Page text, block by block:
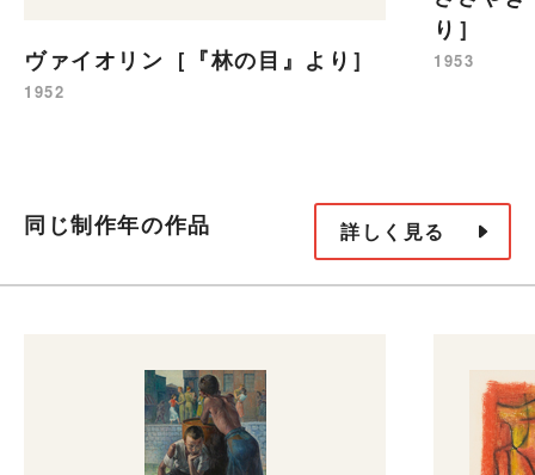
ヴァイオリン［『林の目』より］
1952
り］
1953
同じ制作年の作品 詳しく見る